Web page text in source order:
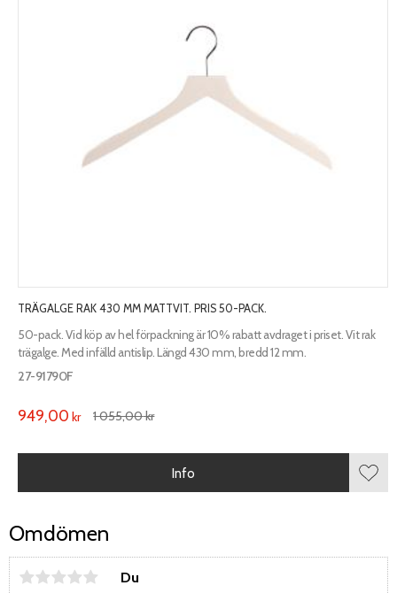
Omdömen
Du
TRÄGALGE RAK 430 MM MATTVIT. PRIS 50-PACK.
50-pack. Vid köp av hel förpackning är 10% rabatt avdraget i priset. Vit rak
trägalge. Med infälld antislip. Längd 430 mm, bredd 12 mm.
27-91790F
949,00 kr 1 055,00kr
Info